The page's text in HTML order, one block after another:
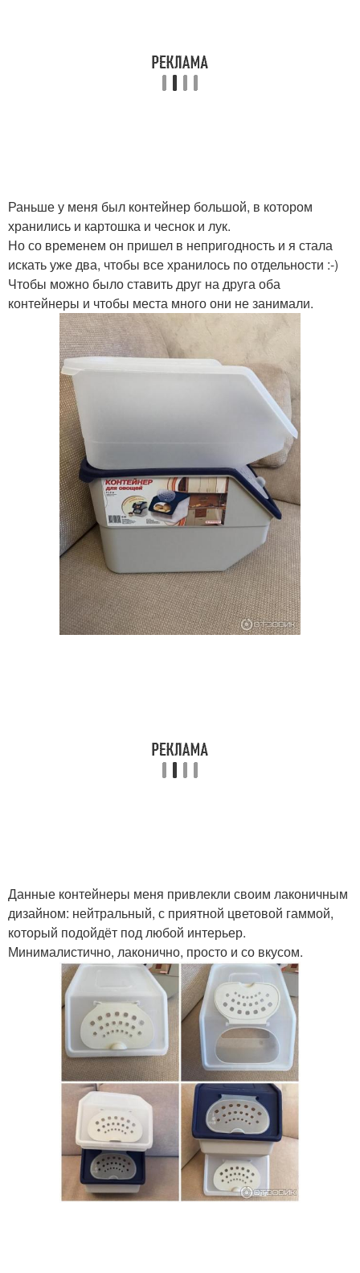
Раньше у меня был контейнер большой, в котором
хранились и картошка и чеснок и лук.
Но со временем он пришел в непригодность и я стала
искать уже два, чтобы все хранилось по отдельности :-)
Чтобы можно было ставить друг на друга оба
контейнеры и чтобы места много они не занимали.
Данные контейнеры меня привлекли своим лаконичным
дизайном: нейтральный, с приятной цветовой гаммой,
который подойдёт под любой интерьер.
Минималистично, лаконично, просто и со вкусом.